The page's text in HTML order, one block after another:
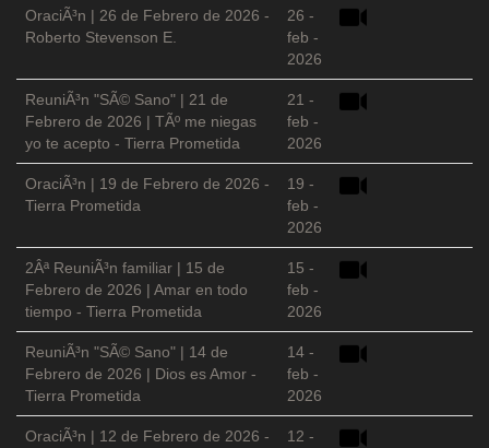
OraciÃ³n | 26 de Febrero de 2026 -
Roberto Stevenson E.
26 -
feb -
2026
ReuniÃ³n "SÃ© Sano" | 21 de
Febrero de 2026 | TÃº me niegas
yo te acepto - Tierra Prometida
21 -
feb -
2026
OraciÃ³n | 19 de Febrero de 2026 -
Tierra Prometida
19 -
feb -
2026
2Âª ReuniÃ³n familiar | 15 de
Febrero de 2026 | Amar en todo
tiempo - Tierra Prometida
15 -
feb -
2026
ReuniÃ³n "SÃ© Sano" | 14 de
Febrero de 2026 | Dios es Amor -
Tierra Prometida
14 -
feb -
2026
OraciÃ³n | 12 de Febrero de 2026 -
12 -